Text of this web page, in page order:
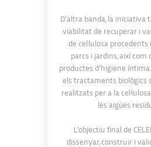
D’altra banda, la iniciativa
viabilitat de recuperar i
de cel·lulosa procedents
parcs i jardins, així com
productes d’higiene íntima.
els tractaments biològics
realitzats per a la
les aigües
L’objectiu final de
dissenyar, construir i